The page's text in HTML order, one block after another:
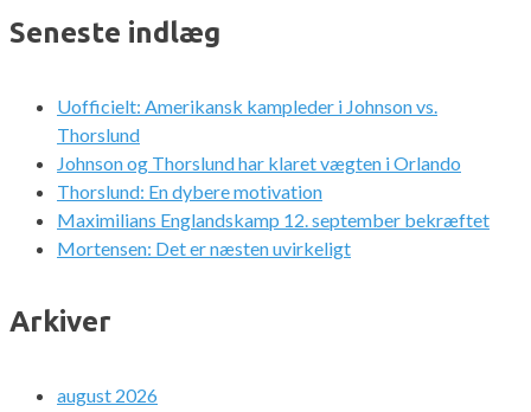
Seneste indlæg
Uofficielt: Amerikansk kampleder i Johnson vs.
Thorslund
Johnson og Thorslund har klaret vægten i Orlando
Thorslund: En dybere motivation
Maximilians Englandskamp 12. september bekræftet
Mortensen: Det er næsten uvirkeligt
Arkiver
august 2026